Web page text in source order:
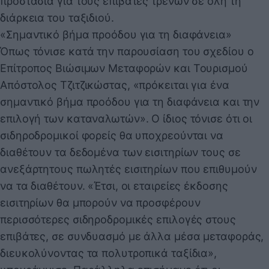
διάρκεια του ταξιδιού.
«Σημαντικό βήμα προόδου για τη διαφάνεια»
Όπως τόνισε κατά την παρουσίαση του σχεδίου ο
Επίτροπος Βιώσιμων Μεταφορών και Τουρισμού
Απόστολος Τζιτζικώστας, «πρόκειται για ένα
σημαντικό βήμα προόδου για τη διαφάνεια και την
επιλογή των καταναλωτών». Ο ίδιος τόνισε ότι οι
σιδηροδρομικοί φορείς θα υποχρεούνται να
διαθέτουν τα δεδομένα των εισιτηρίων τους σε
ανεξάρτητους πωλητές εισιτηρίων που επιθυμούν
να τα διαθέτουν. «Έτσι, οι εταιρείες έκδοσης
εισιτηρίων θα μπορούν να προσφέρουν
περισσότερες σιδηροδρομικές επιλογές στους
επιβάτες, σε συνδυασμό με άλλα μέσα μεταφοράς,
διευκολύνοντας τα πολυτροπικά ταξίδια»,